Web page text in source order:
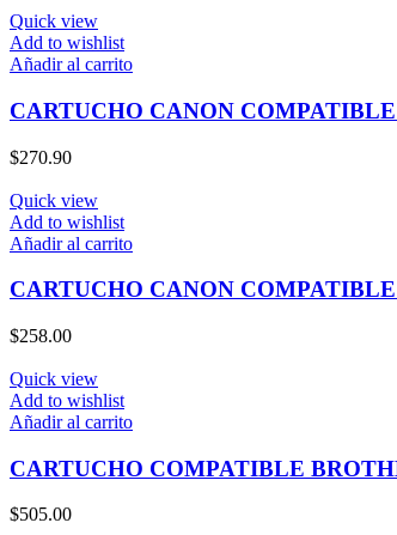
Quick view
Add to wishlist
Añadir al carrito
CARTUCHO CANON
$270.90
Quick view
Add to wishlist
Añadir al carrito
CARTUCHO CANON
$258.00
Quick view
Add to wishlist
Añadir al carrito
CARTUCHO COMPATIBLE
$505.00